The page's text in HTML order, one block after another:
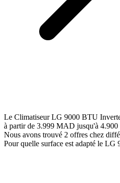
Le Climatiseur LG 9000 BTU
à partir de 3.999 MAD jusqu'à
Nous avons trouvé 2 offres chez
Pour quelle surface est adapté le LG